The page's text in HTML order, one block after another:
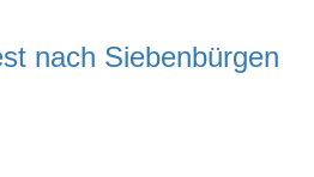
nach Siebenbürgen